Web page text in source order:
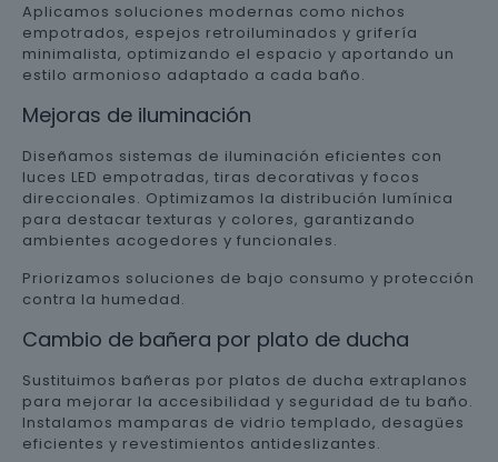
Aplicamos soluciones modernas como nichos
empotrados, espejos retroiluminados y grifería
minimalista, optimizando el espacio y aportando un
estilo armonioso adaptado a cada baño.
Mejoras de iluminación
Diseñamos sistemas de iluminación eficientes con
luces LED empotradas, tiras decorativas y focos
direccionales. Optimizamos la distribución lumínica
para destacar texturas y colores, garantizando
ambientes acogedores y funcionales.
Priorizamos soluciones de bajo consumo y protección
contra la humedad.
Cambio de bañera por plato de ducha
Sustituimos bañeras por platos de ducha extraplanos
para mejorar la accesibilidad y seguridad de tu baño.
Instalamos mamparas de vidrio templado, desagües
eficientes y revestimientos antideslizantes.